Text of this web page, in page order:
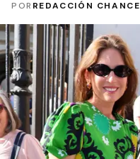
POR REDACCIÓN CHANCE